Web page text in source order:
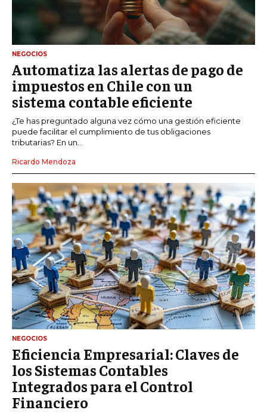
NEGOCIOS
Automatiza las alertas de pago de
impuestos en Chile con un
sistema contable eficiente
¿Te has preguntado alguna vez cómo una gestión eficiente
puede facilitar el cumplimiento de tus obligaciones
tributarias? En un...
Ricardo Mendoza
NEGOCIOS
Eficiencia Empresarial: Claves de
los Sistemas Contables
Integrados para el Control
Financiero